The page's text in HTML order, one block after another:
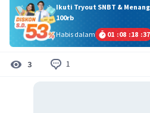
Ikuti Tryout SNBT &
100rb
Habis dalam
01 :08 :18 :37
3 1